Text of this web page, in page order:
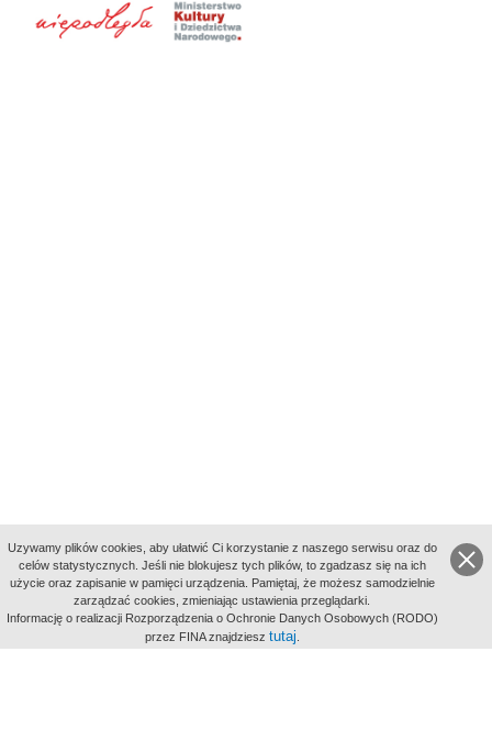
aktywności
Uzywamy plików cookies, aby ułatwić Ci korzystanie z naszego serwisu oraz do
celów statystycznych. Jeśli nie blokujesz tych plików, to zgadzasz się na ich
użycie oraz zapisanie w pamięci urządzenia. Pamiętaj, że możesz samodzielnie
zarządzać cookies, zmieniając ustawienia przeglądarki.
Informację o realizacji Rozporządzenia o Ochronie Danych Osobowych (RODO)
przez FINA znajdziesz tutaj